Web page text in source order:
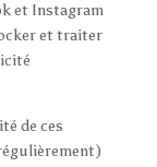
et Instagram
et traiter
de ces